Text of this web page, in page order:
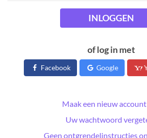
INLOGGEN
of log in met
Facebook Google
Maak een nieuw
Uw wachtwoord
Geen ontgrendelinstructies